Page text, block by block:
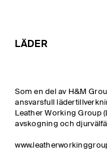
LÄDER
Som en del av H&M
ansvarsfull
Leather Working Group
avskogning och